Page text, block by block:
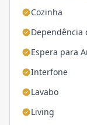
Cozinha
Dependência
Espera para
Interfone
Lavabo
Living